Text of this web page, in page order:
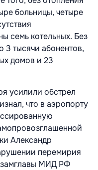
больницы, четыре
семь котельных. Без
3 тысячи абонентов,
домов и 23
усилили обстрел
что в аэропорту
Александр
перемирия
замглавы МИД РФ